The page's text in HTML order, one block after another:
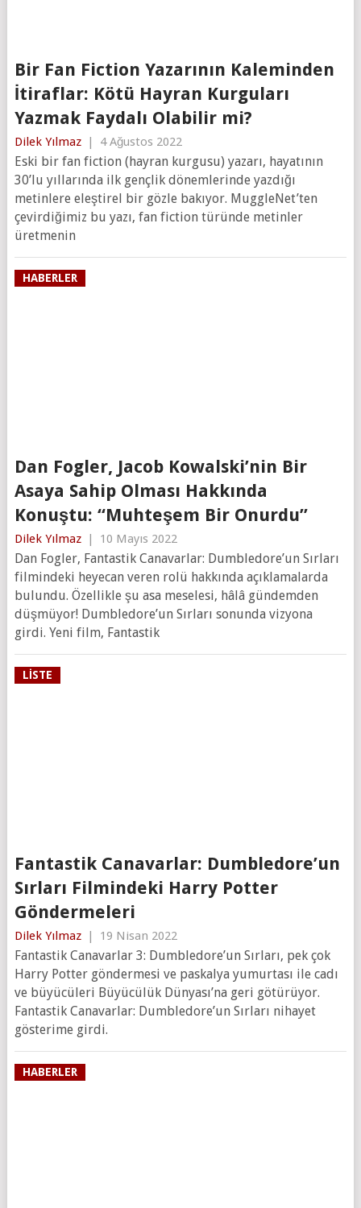
Bir Fan Fiction Yazarının Kaleminden
İtiraflar: Kötü Hayran Kurguları
Yazmak Faydalı Olabilir mi?
Dilek Yılmaz | 4 Ağustos 2022
Eski bir fan fiction (hayran kurgusu) yazarı, hayatının
30’lu yıllarında ilk gençlik dönemlerinde yazdığı
metinlere eleştirel bir gözle bakıyor. MuggleNet’ten
çevirdiğimiz bu yazı, fan fiction türünde metinler
üretmenin
HABERLER
Dan Fogler, Jacob Kowalski’nin Bir
Asaya Sahip Olması Hakkında
Konuştu: “Muhteşem Bir Onurdu”
Dilek Yılmaz | 10 Mayıs 2022
Dan Fogler, Fantastik Canavarlar: Dumbledore’un Sırları
filmindeki heyecan veren rolü hakkında açıklamalarda
bulundu. Özellikle şu asa meselesi, hâlâ gündemden
düşmüyor! Dumbledore’un Sırları sonunda vizyona
girdi. Yeni film, Fantastik
LISTE
Fantastik Canavarlar: Dumbledore’un
Sırları Filmindeki Harry Potter
Göndermeleri
Dilek Yılmaz | 19 Nisan 2022
Fantastik Canavarlar 3: Dumbledore’un Sırları, pek çok
Harry Potter göndermesi ve paskalya yumurtası ile cadı
ve büyücüleri Büyücülük Dünyası’na geri götürüyor.
Fantastik Canavarlar: Dumbledore’un Sırları nihayet
gösterime girdi.
HABERLER